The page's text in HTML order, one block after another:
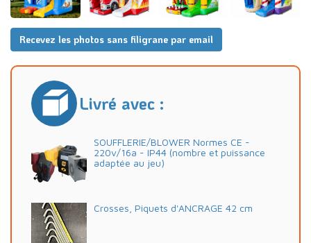
Recevez les photos sans filigrane par email
Livré avec :
SOUFFLERIE/BLOWER Normes CE -
220v/16a - IP44 (nombre et puissance
adaptée au jeu)
Crosses, Piquets d'ANCRAGE 42 cm